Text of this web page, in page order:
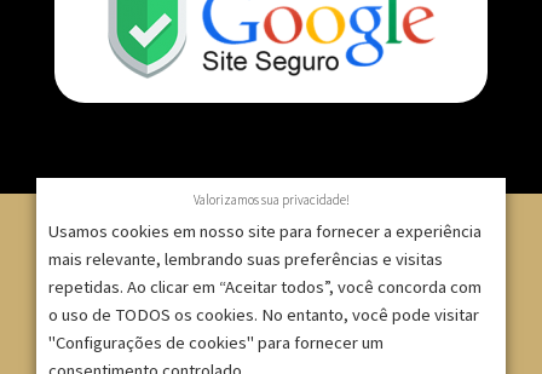
© 2007 – 2025 – ImpressionModaFesta | Rua Serra de
Japi, 1332 – Tatuapé – São Paulo/SP – CNPJ:
09.271.257/0001-52 |
Valorizamos sua privacidade!
Usamos cookies em nosso site para fornecer a experiência
mais relevante, lembrando suas preferências e visitas
repetidas. Ao clicar em “Aceitar todos”, você concorda com
o uso de TODOS os cookies. No entanto, você pode visitar
"Configurações de cookies" para fornecer um